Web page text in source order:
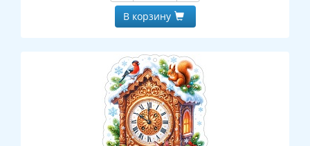
В корзину